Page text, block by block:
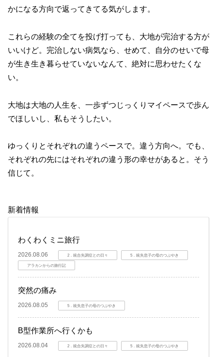
かになる方向で返ってきてる気がします。
これらの経験の全てを投げ打っても、大地が完治する方が
いいけど。完治しない病気なら、せめて、自分のせいで母
が生き生き暮らせていないなんて、絶対に思わせたくな
い。
大地は大地の人生を、一歩ずつじっくりマイペースで歩ん
でほしいし、私もそうしたい。
ゆっくりとそれぞれの違うペースで。違う方向へ。でも、
それぞれの先にはそれぞれの違う形の幸せがあると。そう
信じて。
新着情報
わくわくミニ旅行
2026.08.06 2．統合失調症との日々 5．統失息子の母のつぶやき
アラカンからの旅行記
突然の痛み
2026.08.05 5．統失息子の母のつぶやき
B型作業所へ行くかも
2026.08.04 2．統合失調症との日々 5．統失息子の母のつぶやき